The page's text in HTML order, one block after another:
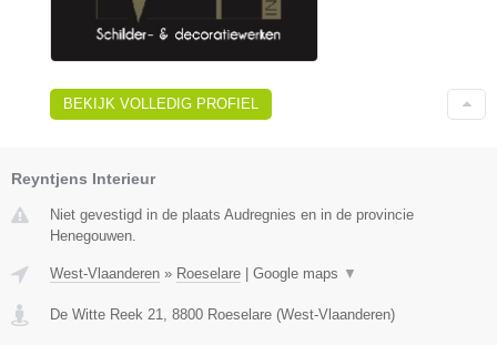
BEKIJK VOLLEDIG PROFIEL
Reyntjens Interieur
Niet gevestigd in de plaats Audregnies en in de provincie
Henegouwen.
West-Vlaanderen » Roeselare Google maps ▼
De Witte Reek 21 8800 Roeselare (West-Vlaanderen)